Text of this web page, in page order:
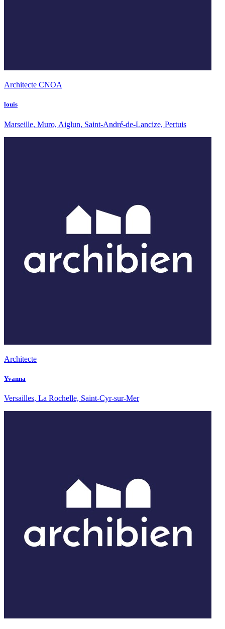
Architecte CNOA
louis
Marseille, Muro, Aiglun, Saint-André-de-Lancize, Pertuis
Architecte
Yvanna
Versailles, La Rochelle, Saint-Cyr-sur-Mer